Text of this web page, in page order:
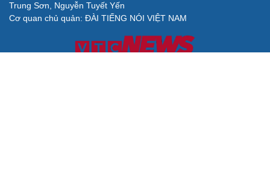
Trung Sơn, Nguyễn Tuyết Yến
Cơ quan chủ quản: ĐÀI TIẾNG NÓI VIỆT NAM